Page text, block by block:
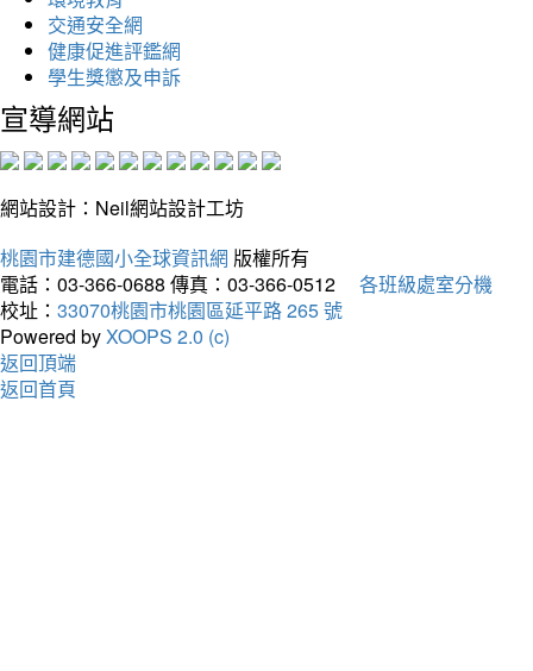
交通安全網
健康促進評鑑網
學生獎懲及申訴
宣導網站
網站設計：Neil網站設計工坊
桃園市建德國小全球資訊網 版權所有
電話：03-366-0688 傳真：03-366-0512
各班級處室分機
校址： 33070桃園市桃園區延平路 265 號
Powered byXOOPS 2.0 (c)
返回頂端
返回首頁